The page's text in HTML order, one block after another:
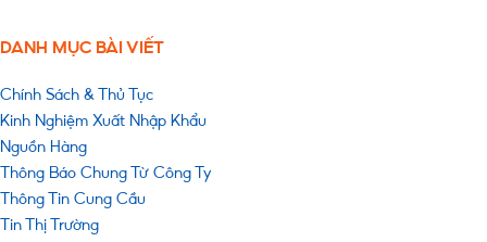
DANH MỤC BÀI VIẾT
Chính Sách & Thủ Tục
Kinh Nghiệm Xuất Nhập Khẩu
Nguồn Hàng
Thông Báo Chung Từ Công Ty
Thông Tin Cung Cầu
Tin Thị Trường